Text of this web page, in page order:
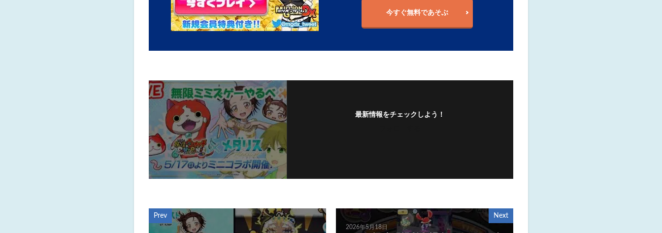
今すぐ無料であそぶ
最新情報をチェックしよう！
Prev Next
2026年5月18日